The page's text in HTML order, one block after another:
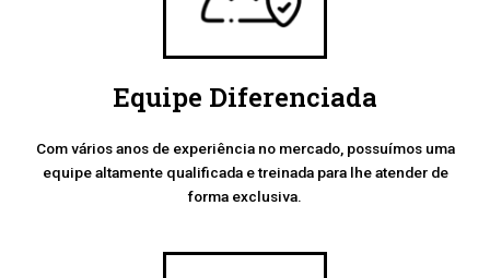
Equipe Diferenciada
Com vários anos de experiência no mercado, possuímos uma
equipe altamente qualificada e treinada para lhe atender de
forma exclusiva.